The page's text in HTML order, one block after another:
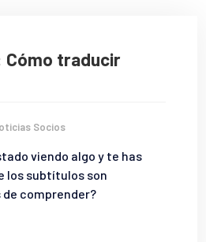
Cómo traducir
Socios
viendo algo y te has
los subtítulos son
comprender?